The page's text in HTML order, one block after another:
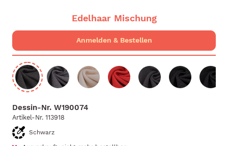
Edelhaar Mischung
Dessin-Nr. W190074
Artikel-Nr. 113918
Schwarz